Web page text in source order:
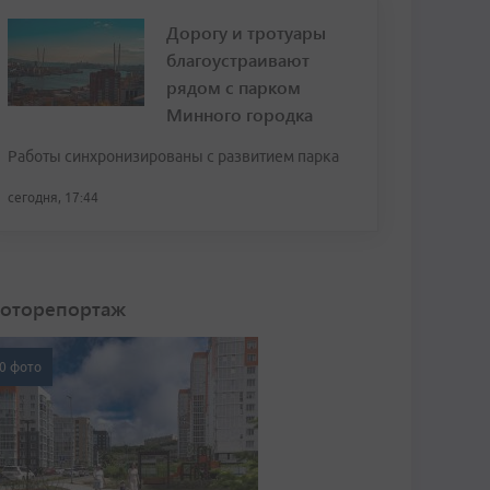
Дорогу и тротуары
благоустраивают
рядом с парком
Минного городка
Работы синхронизированы с развитием парка
сегодня, 17:44
фото